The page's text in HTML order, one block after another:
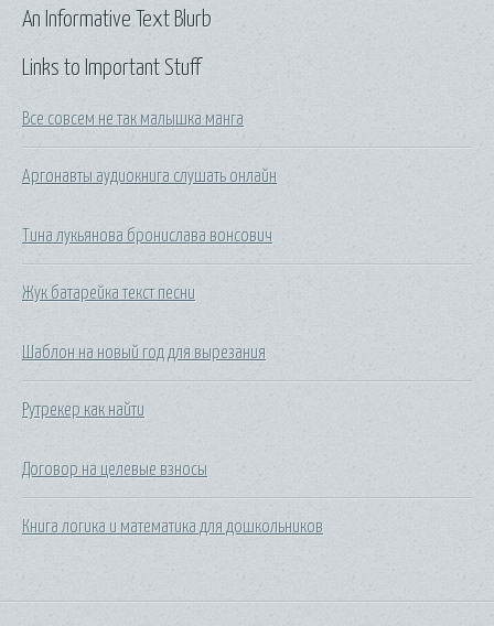
Links to Important Stuff
Все совсем не так малышка манга
Аргонавты аудиокнига слушать онлайн
Тина лукьянова бронислава вонсович
Жук батарейка текст песни
Шаблон на новый год для вырезания
Рутрекер как найти
Договор на целевые взносы
Книга логика и математика для дошкольников
An Informative Text Blurb